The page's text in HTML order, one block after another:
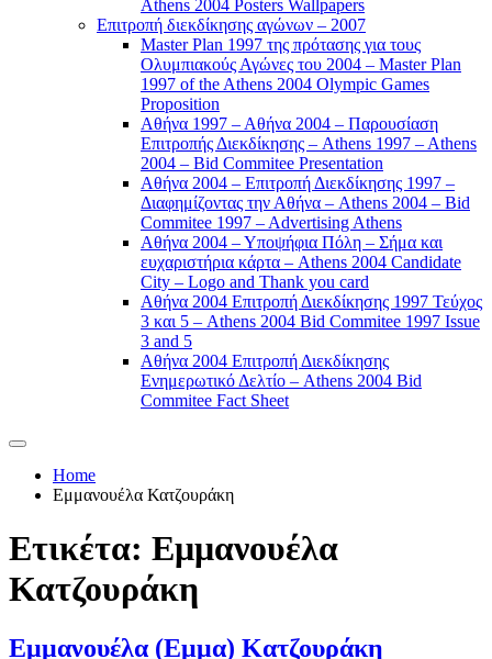
Athens 2004 Posters Wallpapers
Επιτροπή διεκδίκησης αγώνων – 2007
Master Plan 1997 της πρότασης για τους
Ολυμπιακούς Αγώνες του 2004 – Master Plan
1997 of the Athens 2004 Olympic Games
Proposition
Αθήνα 1997 – Αθήνα 2004 – Παρουσίαση
Επιτροπής Διεκδίκησης – Athens 1997 – Athens
2004 – Bid Commitee Presentation
Αθήνα 2004 – Επιτροπή Διεκδίκησης 1997 –
Διαφημίζοντας την Αθήνα – Athens 2004 – Bid
Commitee 1997 – Advertising Athens
Αθήνα 2004 – Υποψήφια Πόλη – Σήμα και
ευχαριστήρια κάρτα – Athens 2004 Candidate
City – Logo and Thank you card
Αθήνα 2004 Επιτροπή Διεκδίκησης 1997 Τεύχος
3 και 5 – Athens 2004 Bid Commitee 1997 Issue
3 and 5
Αθήνα 2004 Επιτροπή Διεκδίκησης
Ενημερωτικό Δελτίο – Athens 2004 Bid
Commitee Fact Sheet
Home
Εμμανουέλα Κατζουράκη
Ετικέτα: Εμμανουέλα
Κατζουράκη
Εμμανουέλα (Εμμα) Κατζουράκη